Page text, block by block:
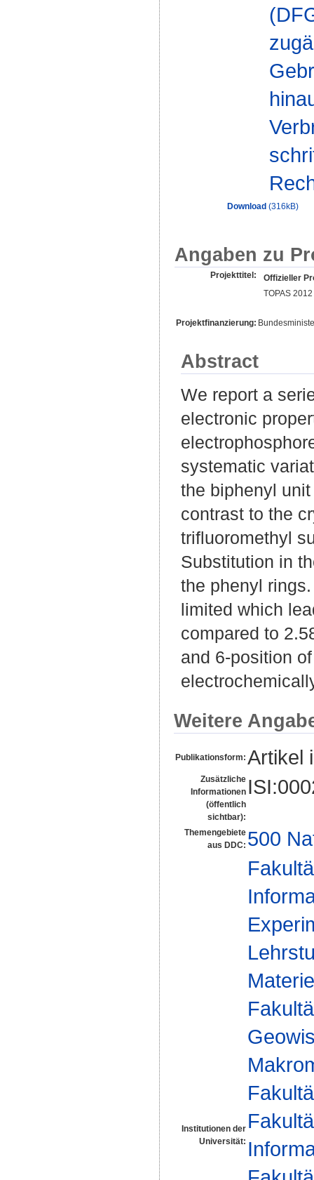
Download (316kB)
Angaben zu
Projekttitel:
Offizieller
TOPAS 2012
Projektfinanzierung:
Abstract
We report a
electronic
systematic
the biphenyl
contrast to the
trifluoromethyl
Substitution in
the phenyl
limited which
compared to
and 6-position
Weitere
Publikationsform: Artikel
Zusätzliche
Informationen
(öffentlich
sichtbar):
Themengebiete
aus DDC: 500
Institutionen der
Universität: